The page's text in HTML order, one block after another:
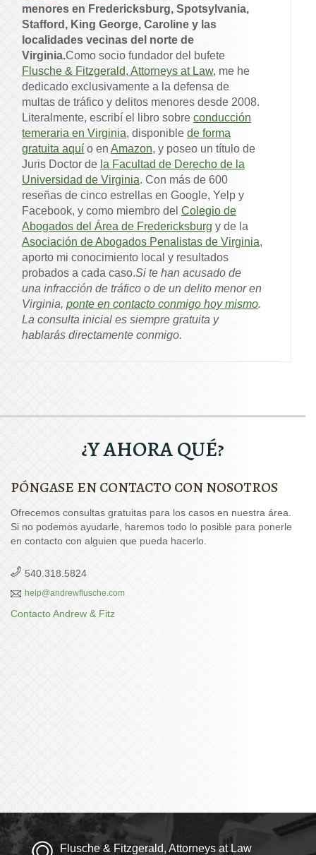
menores en Fredericksburg, Spotsylvania,
Stafford, King George, Caroline y las
localidades vecinas del norte de
Virginia.Como socio fundador del bufete
Flusche & Fitzgerald, Attorneys at Law, me he
dedicado exclusivamente a la defensa de
multas de tráfico y delitos menores desde 2008.
Literalmente, escribí el libro sobre conducción
temeraria en Virginia, disponible de forma
gratuita aquí o en Amazon, y poseo un título de
Juris Doctor de la Facultad de Derecho de la
Universidad de Virginia. Con más de 600
reseñas de cinco estrellas en Google, Yelp y
Facebook, y como miembro del Colegio de
Abogados del Área de Fredericksburg y de la
Asociación de Abogados Penalistas de Virginia,
aporto mi conocimiento local y resultados
probados a cada caso.Si te han acusado de
una infracción de tráfico o de un delito menor en
Virginia, ponte en contacto conmigo hoy mismo.
La consulta inicial es siempre gratuita y
hablarás directamente conmigo.
¿Y AHORA QUÉ?
PÓNGASE EN CONTACTO CON NOSOTROS
Ofrecemos consultas gratuitas para los casos en nuestra área.
Si no podemos ayudarle, haremos todo lo posible para ponerle
en contacto con alguien que pueda hacerlo.
540.318.5824
help@andrewflusche.com
Contacto Andrew & Fitz
Flusche & Fitzgerald, Attorneys at Law